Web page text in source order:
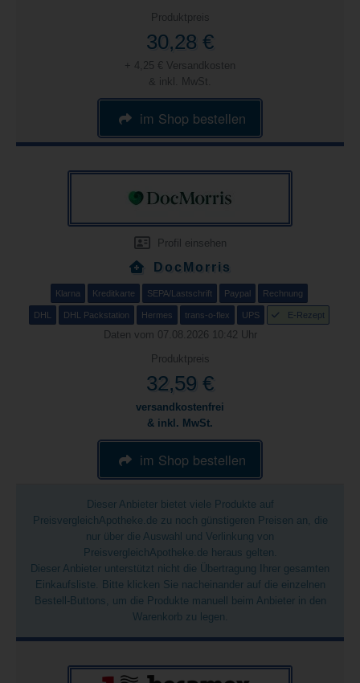
Produktpreis
30,28 €
+ 4,25 € Versandkosten
& inkl. MwSt.
im Shop bestellen
Profil einsehen
DocMorris
Klarna Kreditkarte SEPA/Lastschrift Paypal Rechnung
DHL DHL Packstation Hermes trans-o-flex UPS E-Rezept
Daten vom 07.08.2026 10:42 Uhr
Produktpreis
32,59 €
versandkostenfrei
& inkl. MwSt.
im Shop bestellen
Dieser Anbieter bietet viele Produkte auf
PreisvergleichApotheke.de zu noch günstigeren Preisen an, die
nur über die Auswahl und Verlinkung von
PreisvergleichApotheke.de heraus gelten.
Dieser Anbieter unterstützt nicht die Übertragung Ihrer gesamten
Einkaufsliste. Bitte klicken Sie nacheinander auf die einzelnen
Bestell-Buttons, um die Produkte manuell beim Anbieter in den
Warenkorb zu legen.